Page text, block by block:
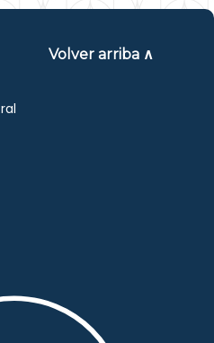
Volver arriba ∧